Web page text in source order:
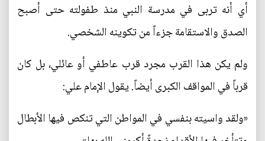
أي أنه تربى في مدرسة النبي منذ طفولته حتى أصبح
الصدق والاستقامة جزءاً من تكوينه الشخصي.
ولم يكن هذا القرب مجرد قرب عاطفي أو عائلي، بل كان
قرباً في المواقف الكبرى أيضاً. يقول الإمام علي:
«ولقد واسيته بنفسي في المواطن التي تنكص فيها الأبطال